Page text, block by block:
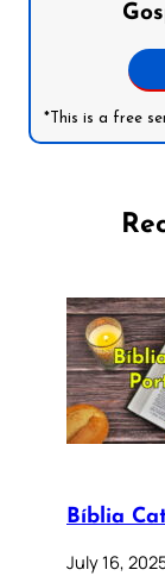
*This is a free
Bíblia
July 16,